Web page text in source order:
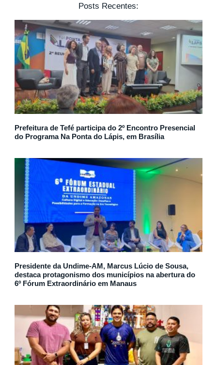
Posts Recentes:
Prefeitura de Tefé participa do 2º Encontro Presencial
do Programa Na Ponta do Lápis, em Brasília
Presidente da Undime-AM, Marcus Lúcio de Sousa,
destaca protagonismo dos municípios na abertura do
6º Fórum Extraordinário em Manaus